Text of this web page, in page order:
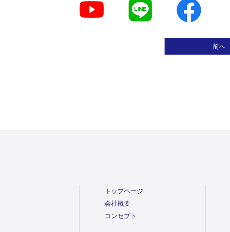
前へ
トップページ
会社概要
コンセプト